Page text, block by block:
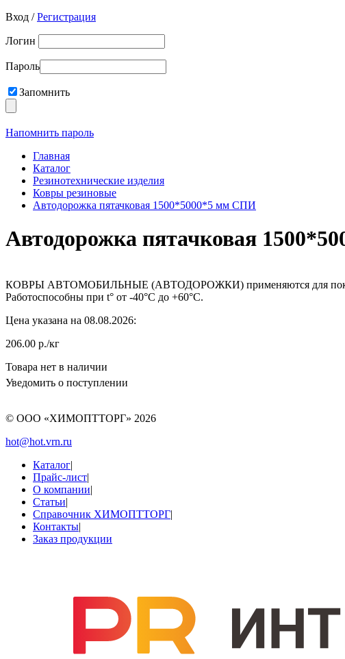
Вход /Регистрация
Логин
Пароль
Запомнить
Напомнить пароль
Главная
Каталог
Резинотехнические изделия
Ковры резиновые
Автодорожка пятачковая 1500*5000*5 мм СПИ
Автодорожка пятачковая
КОВРЫ АВТОМОБИЛЬНЫЕ (АВТОДОРОЖКИ) применяются для
Работоспособны при t° от -40°С до +60°С.
Цена указана на 08.08.2026:
206.00 р./кг
Товара нет в наличии
Уведомить о поступлении
© ООО «ХИМОПТТОРГ» 2026
hot@hot.vrn.ru
Каталог|
Прайс-лист|
О компании|
Статьи|
Справочник ХИМОПТТОРГ|
Контакты|
Заказ продукции